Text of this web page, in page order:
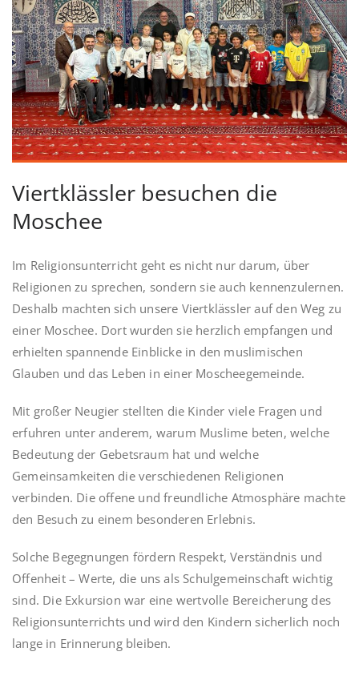
Viertklässler besuchen die
Moschee
Im Religionsunterricht geht es nicht nur darum, über
Religionen zu sprechen, sondern sie auch kennenzulernen.
Deshalb machten sich unsere Viertklässler auf den Weg zu
einer Moschee. Dort wurden sie herzlich empfangen und
erhielten spannende Einblicke in den muslimischen
Glauben und das Leben in einer Moscheegemeinde.
Mit großer Neugier stellten die Kinder viele Fragen und
erfuhren unter anderem, warum Muslime beten, welche
Bedeutung der Gebetsraum hat und welche
Gemeinsamkeiten die verschiedenen Religionen
verbinden. Die offene und freundliche Atmosphäre machte
den Besuch zu einem besonderen Erlebnis.
Solche Begegnungen fördern Respekt, Verständnis und
Offenheit – Werte, die uns als Schulgemeinschaft wichtig
sind. Die Exkursion war eine wertvolle Bereicherung des
Religionsunterrichts und wird den Kindern sicherlich noch
lange in Erinnerung bleiben.